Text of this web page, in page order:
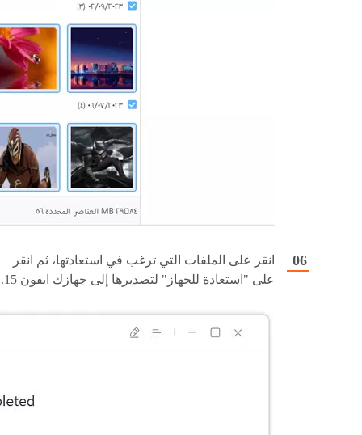
انقر على الملفات التي ترغب في استعادتها، ثم انقر
على "استعادة للجهاز" لتصديرها إلى جهازك ايفون 15.